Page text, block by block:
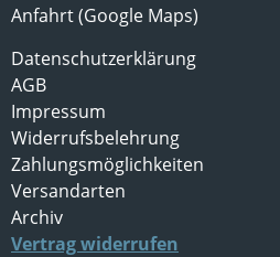
Anfahrt (Google Maps)
Datenschutzerklärung
AGB
Impressum
Widerrufsbelehrung
Zahlungsmöglichkeiten
Versandarten
Archiv
Vertrag widerrufen